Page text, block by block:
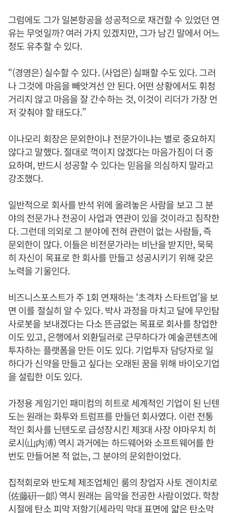
그럼에도 그가 일본항공을 성공적으로 재건할 수 있었던 연
유는 무엇일까? 여러 가지 있겠지만, 그가 남긴 말에서 어느
정도 유추할 수 있다.
“(경영은) 실수할 수 있다. (사업은) 실패할 수도 있다. 그러
나 그것에 마음을 빼앗겨선 안 된다. 어떤 상황에서도 휘청
거리지 않고 마음을 잘 간수하는 것, 이것이 리더가 가장 먼
저 갖춰야 할 태도다.”
이나모리 회장은 문외한이냐 전문가이냐는 별로 중요하지
않다고 말했다. 절대로 꺽이지 않겠다는 마음가짐이 더 중
요하며, 반드시 성공할 수 있다는 믿음을 의심하지 말라고
강조했다.
일반적으로 회사를 반석 위에 올려놓은 사람을 보고 그 분
야의 전문가나 전공이 사업과 연관이 있을 것이라고 짐작한
다. 그런데 의외로 그 분야에 전혀 관련이 없는 사람들, 즉
문외한이 많다. 이들은 비전문가라는 비난을 받지만, 묵묵
히 자신이 목표로 한 회사를 만들고 성공시키기 위해 갖은
노력을 기울인다.
비즈니스포스트가 주 1회 연재하는 ‘초격차 스타트업’을 보
면 이를 절실히 알 수 있다. 박사 과정을 마치고 달에 무인탐
사로봇을 보내겠다는 다소 뜬금없는 목표로 회사를 창업한
이도 있고, 은행에서 외환딜러로 근무하다가 예술콘텐츠에
투자하는 플랫폼을 만든 이도 있다. 기업투자 담당자로 일
하다가 신약을 만들고 싶다는 오래된 꿈을 위해 바이오기업
을 설립한 이도 있다.
가정용 게임기인 패미컴의 히트로 세계적인 기업이 된 닌텐
도는 원래는 화투와 트럼프를 만들던 회사였다. 이런 전통
적인 회사를 닌텐도로 급성장시킨 제3대 사장 야마우치 히
로시(山内溥) 역시 과거에는 하드웨어와 소프트웨어를 한
번도 만들어본 적 없는, 그 분야의 문외한이었다.
집적회로와 반도체 제조업체인 룸의 창업자 사토 겐이치로
(佐藤硏一郞) 역시 원래는 음악을 전공한 사람이었다. 학창
시절에 탄소 피막 저항기(세라믹 막대 표면에 얇은 탄소막